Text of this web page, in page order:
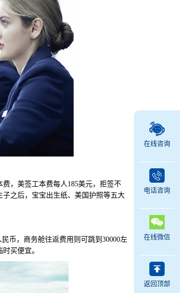
，美签工本费每人185美元，拒签不
之后，宝宝出生纸、美国护照等五大
币，商务舱往返费用则可跳到30000左
买便宜。
在线咨询
电话咨询
在线微信
返回顶部